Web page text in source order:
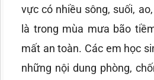
vực có nhiều sông, suối,
là trong mùa mưa bão
mất an toàn. Các em học
những nội dung phòng,